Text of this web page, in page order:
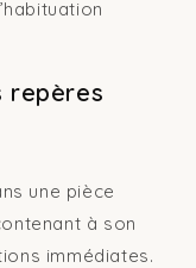
repères
une pièce
à son
immédiates.